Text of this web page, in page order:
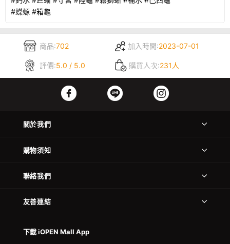
#蠑螈 #箱龜
商品:702 加入時間:2023-07-01
評價:5.0 / 5.0 購買人次:231人
關於我們
購物須知
聯絡我們
友善連結
下載 iOPEN Mall App